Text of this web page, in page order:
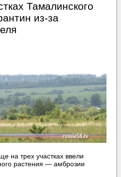
Тамалинского
из-за
на трех участках ввели
растения — амброзии